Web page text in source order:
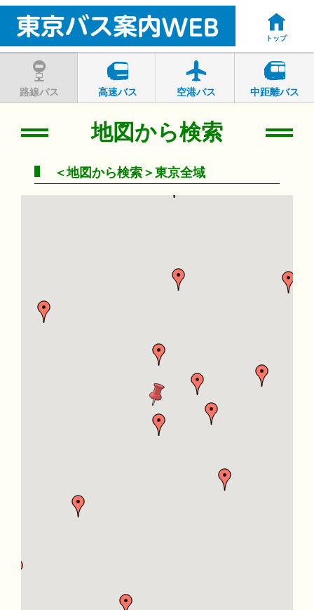
トップ
路線バス 高速バス 空港バス 中距離バス
地図から検索
＜地図から検索＞東京全域